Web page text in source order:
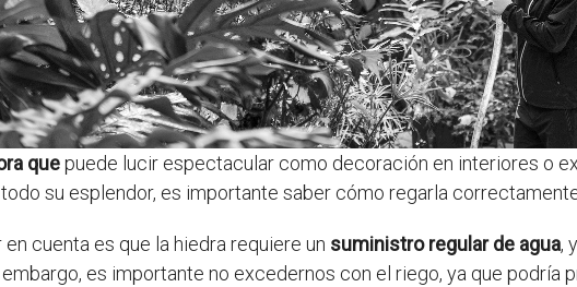
quepuede lucir espectacular como decoración en interiores o
su esplendor, es importante saber cómo regarla
cuenta es que la hiedra requiere un suministro regular de agua,
es importante no excedernos con el riego, ya que podría